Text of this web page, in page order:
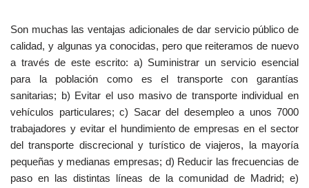
Son muchas las ventajas adicionales de dar servicio público de
calidad, y algunas ya conocidas, pero que reiteramos de nuevo
a través de este escrito: a) Suministrar un servicio esencial
para la población como es el transporte con garantías
sanitarias; b) Evitar el uso masivo de transporte individual en
vehículos particulares; c) Sacar del desempleo a unos 7000
trabajadores y evitar el hundimiento de empresas en el sector
del transporte discrecional y turístico de viajeros, la mayoría
pequeñas y medianas empresas; d) Reducir las frecuencias de
paso en las distintas líneas de la comunidad de Madrid; e)